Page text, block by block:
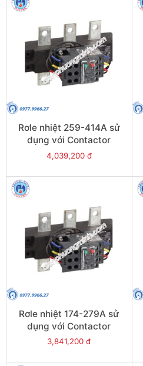
Rơle nhiệt 259-414A sử
dụng với Contactor
LC1E300-E400 - Model
4,039,200 đ
Rơle nhiệt 174-279A sử
dụng với Contactor
LC1E250-E400 - Model
3,841,200 đ